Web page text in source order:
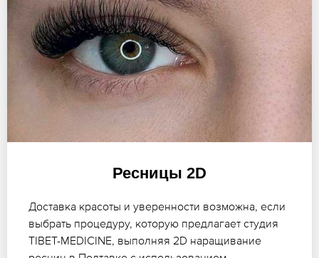
Ресницы 2D
Доставка красоты и уверенности возможна, если
выбрать процедуру, которую предлагает студия
TIBET-MEDICINE, выполняя 2D наращивание